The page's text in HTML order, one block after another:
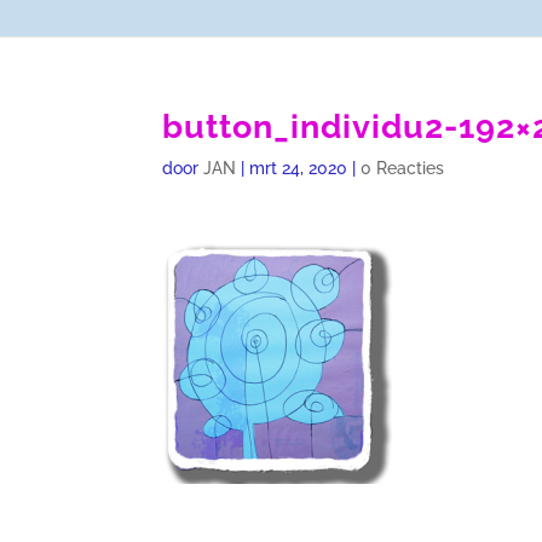
button_individu2-
doorJAN mrt 24, 2020 |0 Reacties